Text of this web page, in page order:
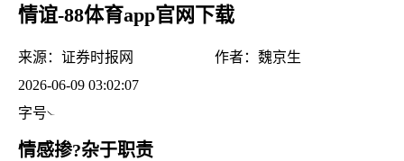
情谊-88体育app官网下载
来源： 证券时报网 作者： 魏京生
2026-06-09 03:02:07
字号
情感掺?杂于职责